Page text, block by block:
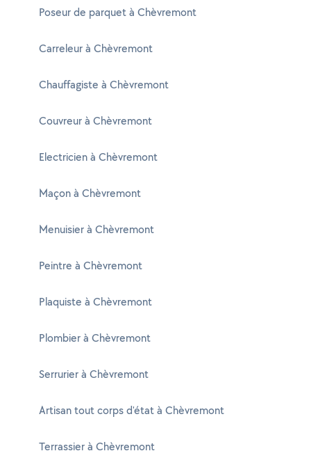
Poseur de parquet à Chèvremont
Carreleur à Chèvremont
Chauffagiste à Chèvremont
Couvreur à Chèvremont
Electricien à Chèvremont
Maçon à Chèvremont
Menuisier à Chèvremont
Peintre à Chèvremont
Plaquiste à Chèvremont
Plombier à Chèvremont
Serrurier à Chèvremont
Artisan tout corps d'état à Chèvremont
Terrassier à Chèvremont